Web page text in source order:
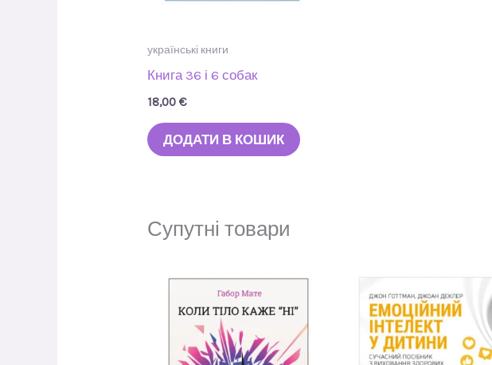
українські книги
Книга 36 і 6 собак
18,00€
ДОДАТИ В КОШИК
Супутні товари